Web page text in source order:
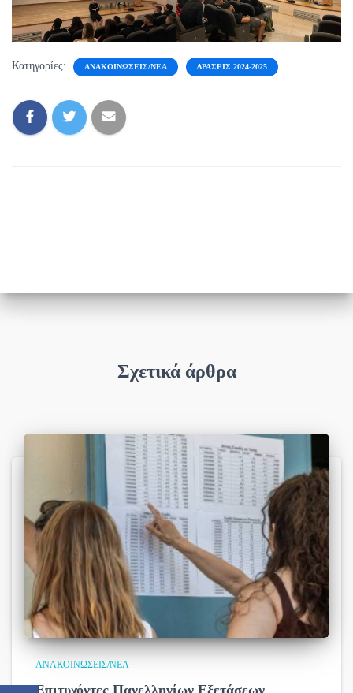
Κατηγορίες: ΑΝΑΚΟΙΝΏΣΕΙΣ/ΝΈΑ ΔΡΆΣΕΙΣ 2024-2025
Σχετικά άρθρα
ΑΝΑΚΟΙΝΏΣΕΙΣ/ΝΈΑ
Επιτυχόντες Πανελληνίων Εξετάσεων